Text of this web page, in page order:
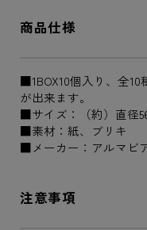
商品仕様
■1BOX10個入り、全
が出来ます。
■サイズ：（約）直径
■素材：紙、ブリキ
■メーカー：アルマビ
注意事項